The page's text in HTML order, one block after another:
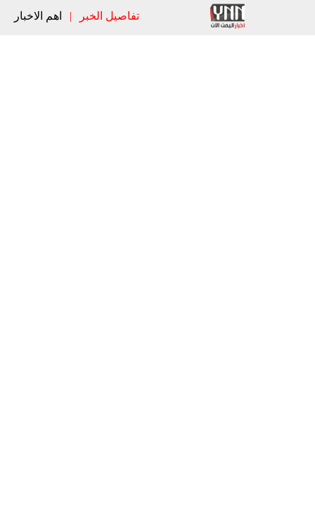
تفاصيل الخبر | اهم الاخبار